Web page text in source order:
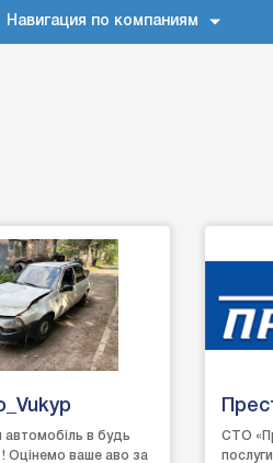
Навигация по компаниям
автомобіль в будь
! Оцінемо ваше аво за
СТО